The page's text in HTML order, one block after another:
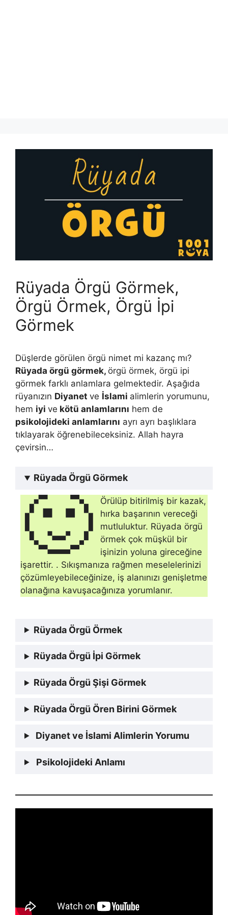
Rüyada Örgü Görmek,
Örgü Örmek, Örgü İpi
Görmek
Düşlerde görülen örgü nimet mi kazanç mı?
Rüyada örgü görmek, örgü örmek, örgü ipi
görmek farklı anlamlara gelmektedir. Aşağıda
rüyanızın Diyanet ve İslami alimlerin yorumunu,
hem iyi ve kötü anlamlarını hem de
psikolojideki anlamlarını ayrı ayrı başlıklara
tıklayarak öğrenebileceksiniz. Allah hayra
çevirsin…
Rüyada Örgü Görmek
🙂
Örülüp bitirilmiş bir kazak,
hırka başarının vereceği
mutluluktur. Rüyada örgü
örmek çok müşkül bir
işinizin yoluna gireceğine
işarettir. . Sıkışmanıza rağmen meselelerinizi
çözümleyebileceğinize, iş alanınızı genişletme
olanağına kavuşacağınıza yo­rumlanır.
Rüyada Örgü Örmek
Rüyada Örgü İpi Görmek
Rüyada Örgü Şişi Görmek
Rüyada Örgü Ören Birini Görmek
Diyanet ve İslami Alimlerin Yorumu
Psikolojideki Anlamı